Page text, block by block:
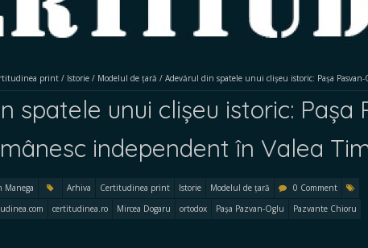
print / Istorie / Modelul de țară / Adevărul din spatele unui clișeu istoric: Pașa
spatele unui clișeu istoric: Pașa
independent în Valea
Manega Arhiva Certitudinea print Istorie Modelul de țară
0 Comment
certitudinea.ro Mircea Dogaru ortodox Pașa Pazvan-Oglu
Pazvante Chioru